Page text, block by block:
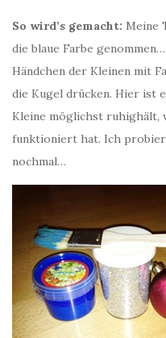
So wird’s gemacht: Meine
die blaue Farbe
Händchen der Kleinen mit
die Kugel drücken. Hier ist
Kleine möglichst ruhighält,
funktioniert hat. Ich
nochmal…